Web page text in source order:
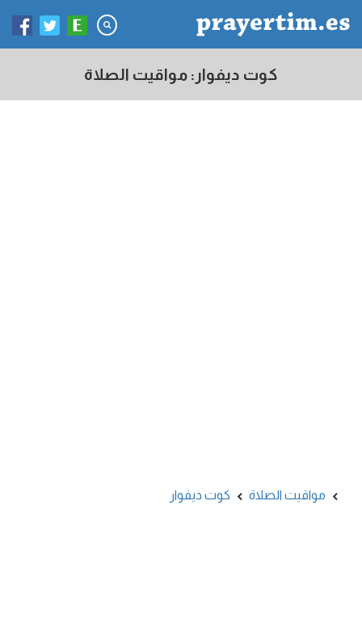
كوت ديفوار: مواقيت الصلاة
مواقيت الصلاة كوت ديفوار